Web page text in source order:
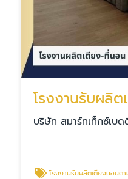
โรงงานรับผลิ
บริษัท สมาร์ทเท็กซ์เบ
โรงงานรับผลิตเตียงนอนตาม